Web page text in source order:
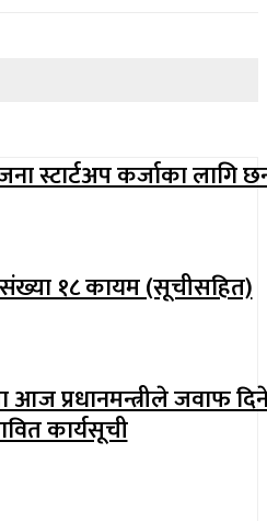
स्टार्टअप कर्जाका लागि
१८ कायम (सूचीसहित)
आज प्रधानमन्त्रीले जवाफ
कार्यसूची